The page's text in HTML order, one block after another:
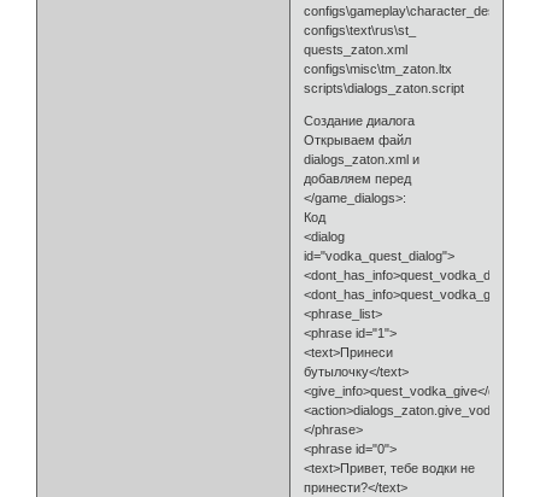
configs\text\rus\st_
quests_zaton.xml
configs\misc\tm_zaton.ltx
scripts\dialogs_zaton.script
Создание диалога
Открываем файл
dialogs_zaton.xml и
добавляем перед
</game_dialogs>:
Код
<dialog
id="vodka_quest_dialog">
<dont_has_info>quest_vodka_done</
<dont_has_info>quest_vodka_give</
<phrase_list>
<phrase id="1">
<text>Принеси
бутылочку</text>
<give_info>quest_vodka_give</
</phrase>
<phrase id="0">
<text>Привет, тебе водки не
принести?</text>